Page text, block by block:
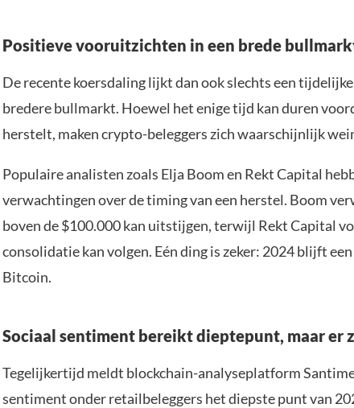
Positieve vooruitzichten in een brede
De recente koersdaling lijkt dan ook slechts een
bredere bullmarkt. Hoewel het enige tijd kan duren
herstelt, maken crypto-beleggers zich waarschijnlijk
Populaire analisten zoals Elja Boom en Rekt Capital
verwachtingen over de timing van een herstel. Boom
boven de $100.000 kan uitstijgen, terwijl Rekt Capital
consolidatie kan volgen. Eén ding is zeker: 2024 blijft
Bitcoin.
Sociaal sentiment bereikt dieptepunt, maar er
Tegelijkertijd meldt blockchain-analyseplatform
sentiment onder retailbeleggers het diepste punt van